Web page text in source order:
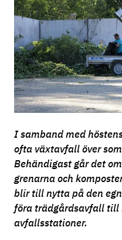
I samband med
ofta växtavfall över
Behändigast går det
grenarna och
blir till nytta på den
föra trädgårdsavfall till
avfallsstationer.